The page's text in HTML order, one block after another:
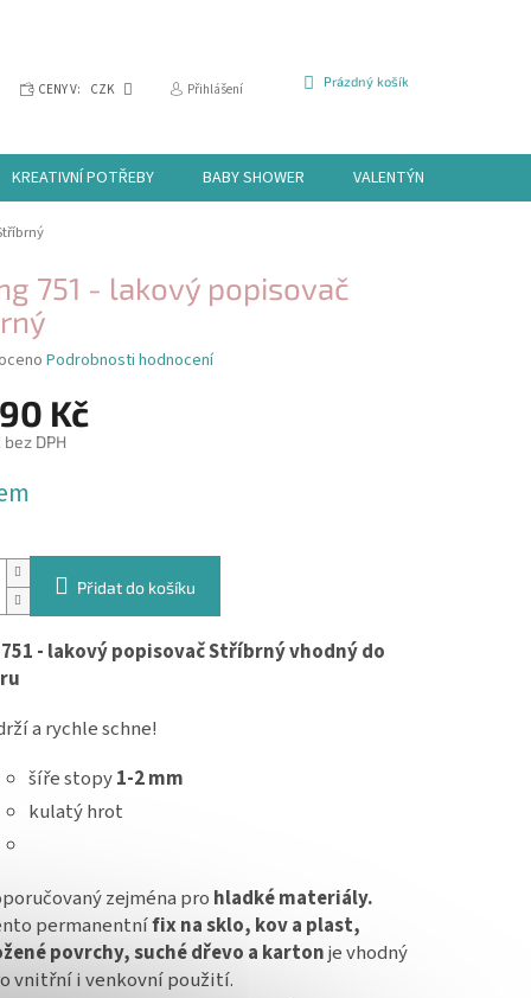
CENY V: CZK Přihlášení
NÁKUPNÍ
Prázdný košík
KREATIVNÍ POTŘEBY BABY SHOWER VALENTÝN
751 - lakový popisovač
Podrobnosti hodnocení
Kč
bez DPH
Přidat do košíku
- lakový popisovač Stříbrný vhodný do
a rychle schne!
šíře stopy1-2 mm
kulatý hrot
zejména pro hladké materiály.
permanentnífix na sklo, kov a plast,
povrchy, suché dřevo a kartonje vhodný
vnitřní i venkovní použití.